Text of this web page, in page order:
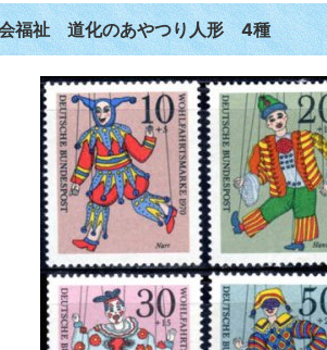
福祉 道化のあやつり人形 4種